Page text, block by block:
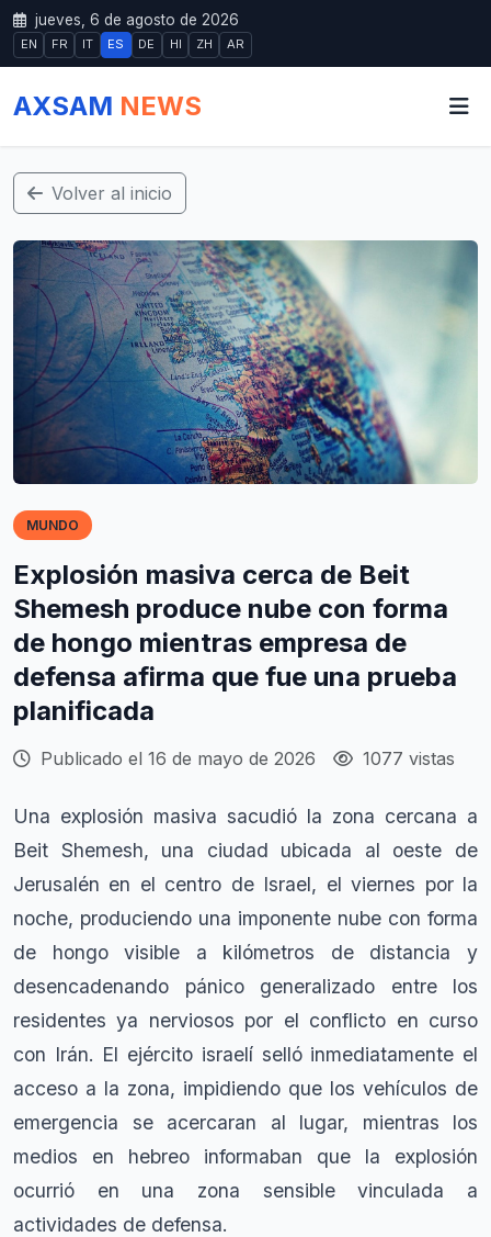
jueves, 6 de agosto de 2026
EN FR IT ES DE HI ZH AR
AXSAM NEWS
Volver al inicio
MUNDO
Explosión masiva cerca de Beit
Shemesh produce nube con forma
de hongo mientras empresa de
defensa afirma que fue una prueba
planificada
Publicado el 16 de mayo de 2026 1077 vistas
Una explosión masiva sacudió la zona cercana a
Beit Shemesh, una ciudad ubicada al oeste de
Jerusalén en el centro de Israel, el viernes por la
noche, produciendo una imponente nube con forma
de hongo visible a kilómetros de distancia y
desencadenando pánico generalizado entre los
residentes ya nerviosos por el conflicto en curso
con Irán. El ejército israelí selló inmediatamente el
acceso a la zona, impidiendo que los vehículos de
emergencia se acercaran al lugar, mientras los
medios en hebreo informaban que la explosión
ocurrió en una zona sensible vinculada a
actividades de defensa.